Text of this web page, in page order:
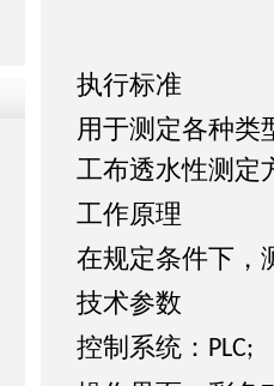
执行标准
用于测定各种类
工布透水性测定
工作原理
在规定条件下，
技术参数
控制系统： PLC;